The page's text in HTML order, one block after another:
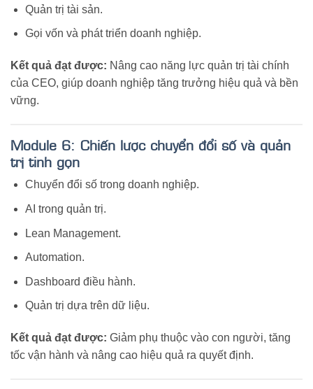
Quản trị tài sản.
Gọi vốn và phát triển doanh nghiệp.
Kết quả đạt được: Nâng cao năng lực quản trị tài chính
của CEO, giúp doanh nghiệp tăng trưởng hiệu quả và bền
vững.
Module 6: Chiến lược chuyển đổi số và quản
trị tinh gọn
Chuyển đổi số trong doanh nghiệp.
AI trong quản trị.
Lean Management.
Automation.
Dashboard điều hành.
Quản trị dựa trên dữ liệu.
Kết quả đạt được: Giảm phụ thuộc vào con người, tăng
tốc vận hành và nâng cao hiệu quả ra quyết định.